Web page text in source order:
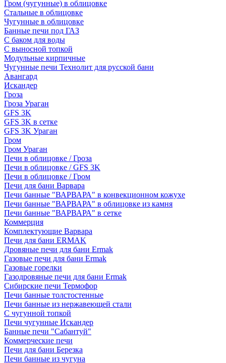
Гром (чугунные) в облицовке
Стальные в облицовке
Чугунные в облицовке
Банные печи под ГАЗ
С баком для воды
С выносной топкой
Модульные кирпичные
Чугунные печи Технолит для русской бани
Авангард
Искандер
Гроза
Гроза Ураган
GFS 3K
GFS 3K в сетке
GFS 3K Ураган
Гром
Гром Ураган
Печи в облицовке / Гроза
Печи в облицовке / GFS 3K
Печи в облицовке / Гром
Печи для бани Варвара
Печи банные "ВАРВАРА" в конвекционном кожухе
Печи банные "ВАРВАРА" в облицовке из камня
Печи банные "ВАРВАРА" в сетке
Коммерция
Комплектующие Варвара
Печи для бани ERMAK
Дровяные печи для бани Ermak
Газовые печи для бани Ermak
Газовые горелки
Газодровяные печи для бани Ermak
Сибирские печи Термофор
Печи банные толстостенные
Печи банные из нержавеющей стали
С чугунной топкой
Печи чугунные Искандер
Банные печи "Сабантуй"
Коммерческие печи
Печи для бани Березка
Печи банные из чугуна